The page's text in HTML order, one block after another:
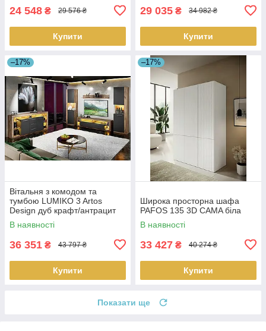
24 548 ₴ 29 576 ₴
Купити
29 035 ₴ 34 982 ₴
Купити
–17%
Вітальня з комодом та
тумбою LUMIKO 3 Artos
Design дуб крафт/антрацит
(Польща)
В наявності
36 351 ₴ 43 797 ₴
Купити
–17%
Широка просторна шафа
PAFOS 135 3D CAMA біла
В наявності
33 427 ₴ 40 274 ₴
Купити
Показати ще